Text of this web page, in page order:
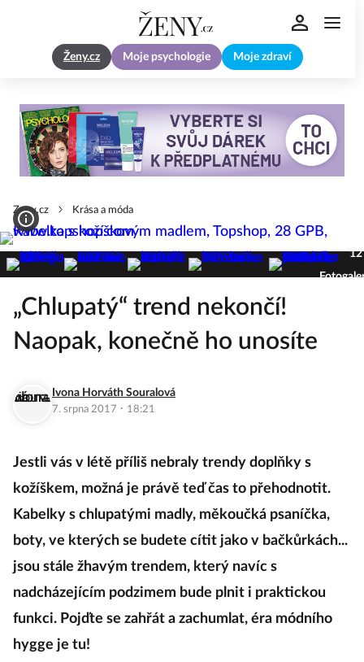
Ženy.cz Moje psychologie Moje zdraví
Zeny.cz Krása a móda
12
„Chlupatý“ trend nekončí!
Naopak, konečně ho unosíte
Ivona Horváth Souralová
7. srpna 2017 · 18:21
Jestli vás v létě příliš nebraly trendy doplňky s
kožíškem, možná je právě teď čas to přehodnotit.
Kabelky s chlupatými madly, měkoučká psaníčka,
boty, ve kterých se budete cítit jako v bačkůrkách...
jsou stále žhavým trendem, který navíc s
nadcházejícím podzimem bude plnit i praktickou
funkci. Pojďte se zahřát a zachumlat, éra módního
hygge je tu!